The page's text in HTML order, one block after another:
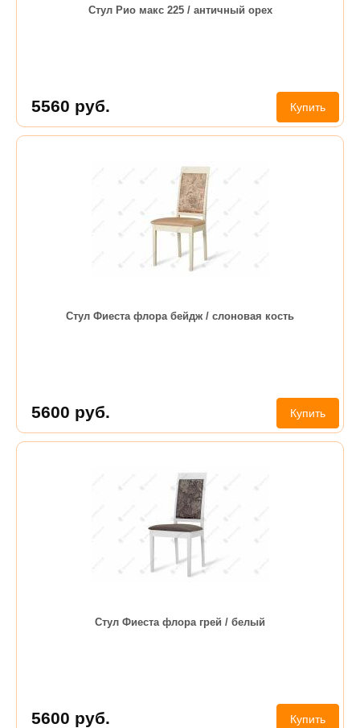
Стул Рио макс 225 / античный орех
5560 руб. Купить
Стул Фиеста флора бейдж / слоновая кость
5600 руб. Купить
Стул Фиеста флора грей / белый
5600 руб. Купить